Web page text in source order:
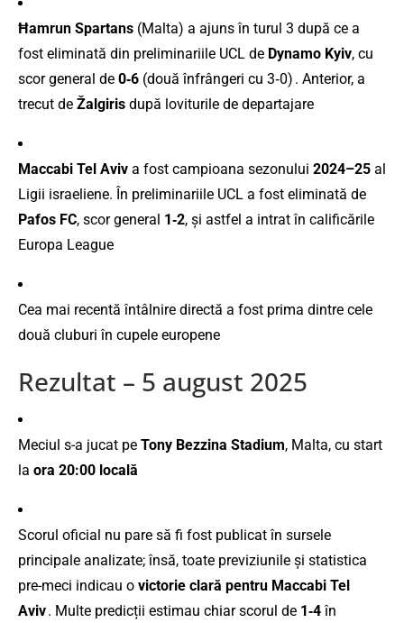
Ħamrun Spartans (Malta) a ajuns în turul 3 după ce a
fost eliminată din preliminariile UCL de Dynamo Kyiv, cu
scor general de 0‑6 (două înfrângeri cu 3‑0) . Anterior, a
trecut de Žalgiris după loviturile de departajare
Maccabi Tel Aviv a fost campioana sezonului 2024–25 al
Ligii israeliene. În preliminariile UCL a fost eliminată de
Pafos FC, scor general 1‑2, și astfel a intrat în calificările
Europa League
Cea mai recentă întâlnire directă a fost prima dintre cele
două cluburi în cupele europene
Rezultat – 5 august 2025
Meciul s-a jucat pe Tony Bezzina Stadium, Malta, cu start
la ora 20:00 locală
Scorul oficial nu pare să fi fost publicat în sursele
principale analizate; însă, toate previziunile și statistica
pre-meci indicau o victorie clară pentru Maccabi Tel
Aviv. Multe predicții estimau chiar scorul de 1‑4în